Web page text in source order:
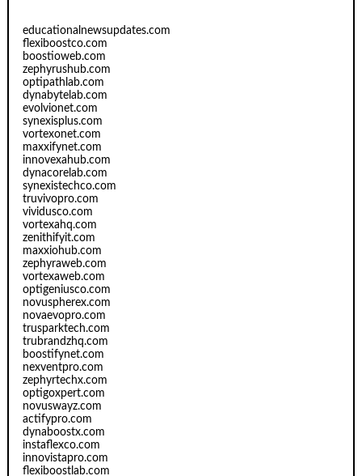
educationalnewsupdates.com
flexiboostco.com
boostioweb.com
zephyrushub.com
optipathlab.com
dynabytelab.com
evolvionet.com
synexisplus.com
vortexonet.com
maxxifynet.com
innovexahub.com
dynacorelab.com
synexistechco.com
truvivopro.com
vividusco.com
vortexahq.com
zenithifyit.com
maxxiohub.com
zephyraweb.com
vortexaweb.com
optigeniusco.com
novuspherex.com
novaevopro.com
trusparktech.com
trubrandzhq.com
boostifynet.com
nexventpro.com
zephyrtechx.com
optigoxpert.com
novuswayz.com
actifypro.com
dynaboostx.com
instaflexco.com
innovistapro.com
flexiboostlab.com